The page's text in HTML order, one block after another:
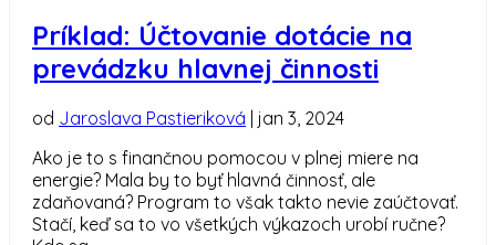
Príklad: Účtovanie dotácie na
prevádzku hlavnej činnosti
od Jaroslava Pastieriková | jan 3, 2024
Ako je to s finančnou pomocou v plnej miere na
energie? Mala by to byť hlavná činnosť, ale
zdaňovaná? Program to však takto nevie zaúčtovať.
Stačí, keď sa to vo všetkých výkazoch urobí ručne?